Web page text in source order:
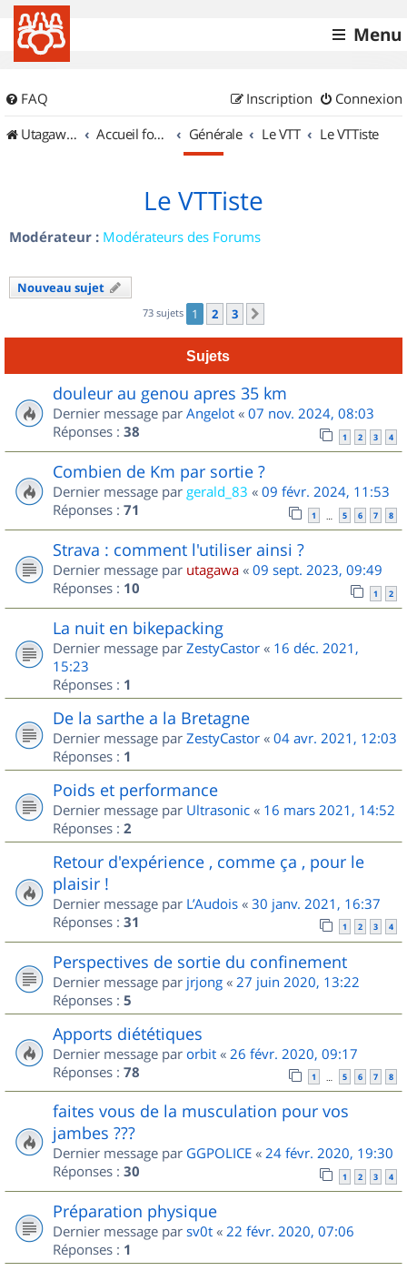
Menu
FAQ Connexion
Inscription
UtagawaVTT (Randos VTT et VTTAE avec traces GPS)
Accueil forum Générale Le VTT Le VTTiste
Le VTTiste
Modérateur : Modérateurs des Forums
Nouveau sujet
73 sujets 1 2 3
Sujets
douleur au genou apres 35 km
Dernier message par Angelot « 07 nov. 2024, 08:03
Réponses : 38 1 2 3 4
Combien de Km par sortie ?
Dernier message par gerald_83 « 09 févr. 2024, 11:53
Réponses : 71 1 … 5 6 7 8
Strava : comment l'utiliser ainsi ?
Dernier message par utagawa « 09 sept. 2023, 09:49
Réponses : 10 1 2
La nuit en bikepacking
Dernier message par ZestyCastor « 16 déc. 2021,
15:23
Réponses : 1
De la sarthe a la Bretagne
Dernier message par ZestyCastor « 04 avr. 2021, 12:03
Réponses : 1
Poids et performance
Dernier message par Ultrasonic « 16 mars 2021, 14:52
Réponses : 2
Retour d'expérience , comme ça , pour le
plaisir !
Dernier message par L’Audois « 30 janv. 2021, 16:37
Réponses : 31 1 2 3 4
Perspectives de sortie du confinement
Dernier message par jrjong « 27 juin 2020, 13:22
Réponses : 5
Apports diététiques
Dernier message par orbit « 26 févr. 2020, 09:17
Réponses : 78 1 … 5 6 7 8
faites vous de la musculation pour vos
jambes ???
Dernier message par GGPOLICE « 24 févr. 2020, 19:30
Réponses : 30 1 2 3 4
Préparation physique
Dernier message par sv0t « 22 févr. 2020, 07:06
Réponses : 1